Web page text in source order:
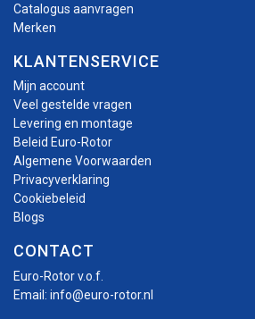
Catalogus aanvragen
Merken
KLANTENSERVICE
Mijn account
Veel gestelde vragen
Levering en montage
Beleid Euro-Rotor
Algemene Voorwaarden
Privacyverklaring
Cookiebeleid
Blogs
CONTACT
Euro-Rotor v.o.f.
Email: info@euro-rotor.nl